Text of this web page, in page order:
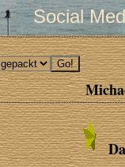
Social